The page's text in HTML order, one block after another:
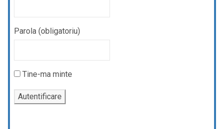
Parola (obligatoriu)
Tine-ma minte